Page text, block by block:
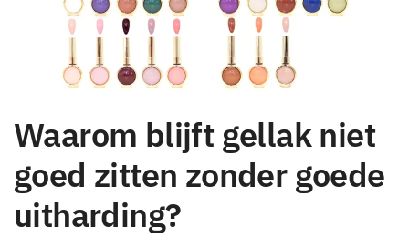
Waarom blijft gellak niet
goed zitten zonder goede
uitharding?